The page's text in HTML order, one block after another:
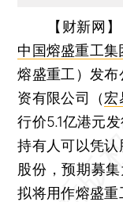
【财新网
中国熔盛重工集
熔盛重工）发
资有限公司（宏
行价5.1亿港元
持有人可以凭
股份，预期募
拟将用作熔盛